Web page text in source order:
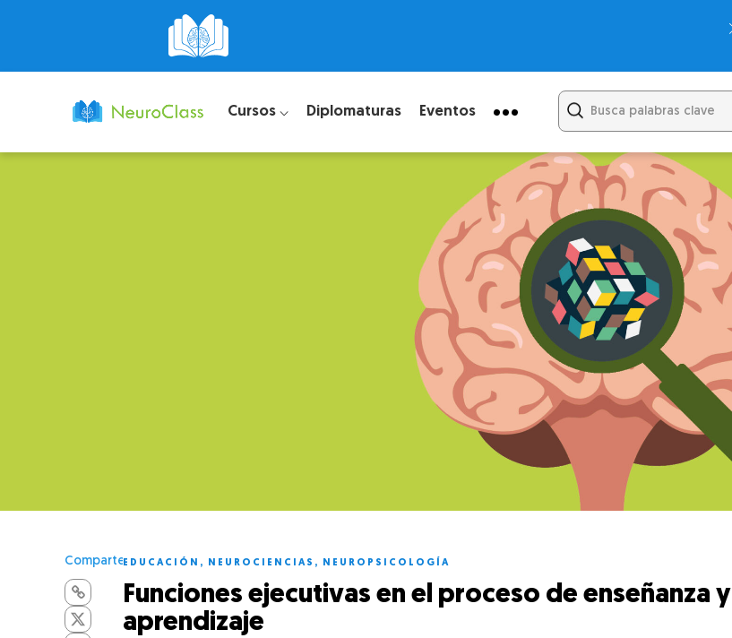
Cursos ⌵ Diplomaturas Eventos
ComparteEDUCACIÓN , NEUROCIENCIAS , NEUROPSICOLOGÍA
Funciones ejecutivas en el proceso de enseñanza y
aprendizaje